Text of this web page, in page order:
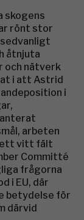
skogens
rönt stor
åtnjuta
och nätverk
i att Astrid
i
arbeten
ett vitt fält
Committé
frågorna
i EU, där
betydelse för
därvid